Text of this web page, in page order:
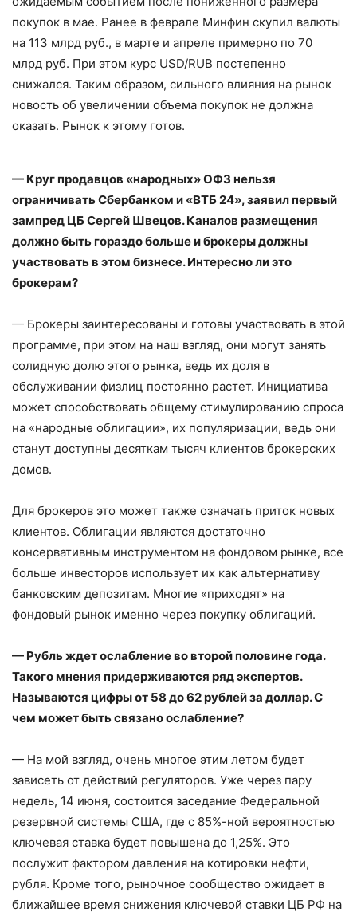
покупок в мае. Ранее в феврале Минфин скупил валюты
на 113 млрд руб., в марте и апреле примерно по 70
млрд руб. При этом курс USD/RUB постепенно
снижался. Таким образом, сильного влияния на рынок
новость об увеличении объема покупок не должна
оказать. Рынок к этому готов.
— Круг продавцов «народных» ОФЗ нельзя
ограничивать Сбербанком и «ВТБ 24», заявил первый
зампред ЦБ Сергей Швецов. Каналов размещения
должно быть гораздо больше и брокеры должны
участвовать в этом бизнесе. Интересно ли это
брокерам?
— Брокеры заинтересованы и готовы участвовать в этой
программе, при этом на наш взгляд, они могут занять
солидную долю этого рынка, ведь их доля в
обслуживании физлиц постоянно растет. Инициатива
может способствовать общему стимулированию спроса
на «народные облигации», их популяризации, ведь они
станут доступны десяткам тысяч клиентов брокерских
домов.
Для брокеров это может также означать приток новых
клиентов. Облигации являются достаточно
консервативным инструментом на фондовом рынке, все
больше инвесторов использует их как альтернативу
банковским депозитам. Многие «приходят» на
фондовый рынок именно через покупку облигаций.
— Рубль ждет ослабление во второй половине года.
Такого мнения придерживаются ряд экспертов.
Называются цифры от 58 до 62 рублей за доллар. С
чем может быть связано ослабление?
— На мой взгляд, очень многое этим летом будет
зависеть от действий регуляторов. Уже через пару
недель, 14 июня, состоится заседание Федеральной
резервной системы США, где с 85%-ной вероятностью
ключевая ставка будет повышена до 1,25%. Это
послужит фактором давления на котировки нефти,
рубля. Кроме того, рыночное сообщество ожидает в
ближайшее время снижения ключевой ставки ЦБ РФ на